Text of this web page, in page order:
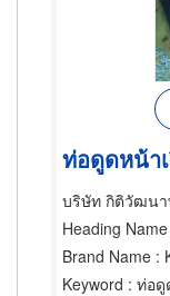
ท่อดูดหน้า
บริษัท กิติวัฒนา
Heading Name
Brand Name :
Keyword : ท่อดู